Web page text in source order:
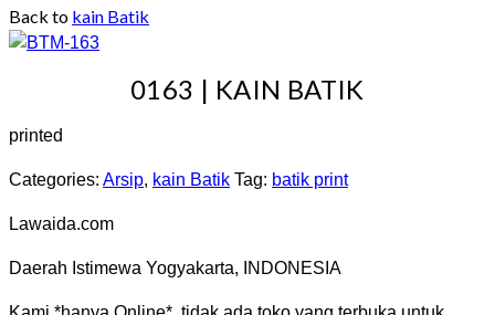
Back to kain Batik
0163 | KAIN BATIK
printed
Categories: Arsip, kain Batik Tag: batik print
Lawaida.com
Daerah Istimewa Yogyakarta, INDONESIA